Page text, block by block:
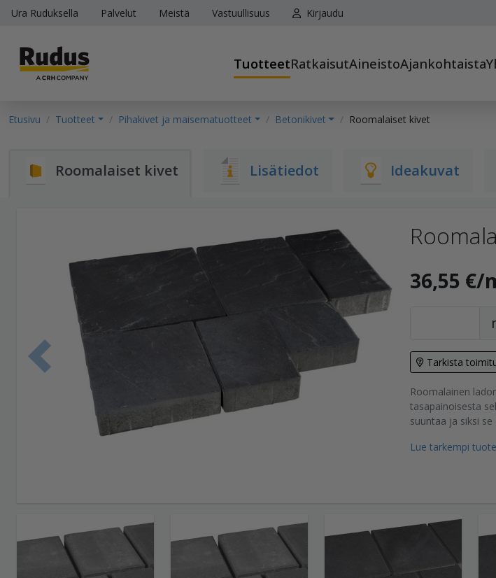
Ura Ruduksella Palvelut Meistä Vastuullisuus Kirjaudu
TuotteetRatkaisutAineistoAjankohtaista
Etusivu Tuotteet Pihakivet ja maisematuotteet Betonikivet Roomalaiset kivet
Roomalaiset kivet Lisätiedot Ideakuvat
Edellinen tuote
36,55 €/
Tarkista
Roomalainen
tasapainoisesta
suuntaa ja siksi
Lue tarkempi